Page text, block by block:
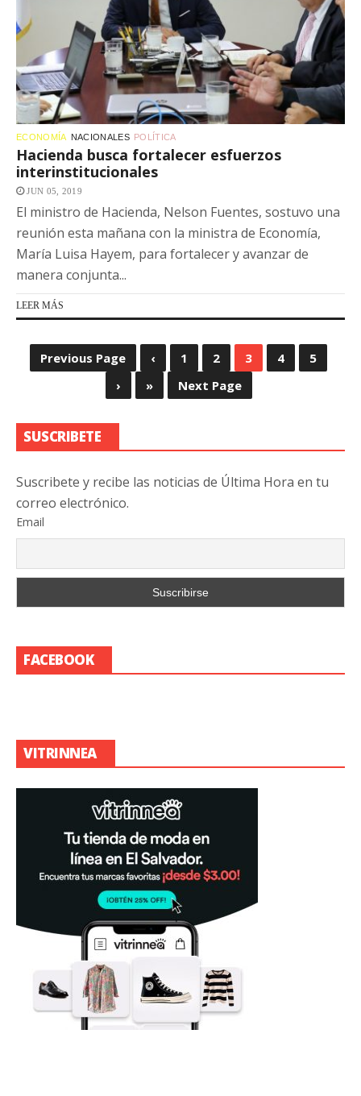
ECONOMÍA NACIONALES POLÍTICA
Hacienda busca fortalecer esfuerzos
interinstitucionales
JUN 05, 2019
El ministro de Hacienda, Nelson Fuentes, sostuvo una
reunión esta mañana con la ministra de Economía,
María Luisa Hayem, para fortalecer y avanzar de
manera conjunta...
LEER MÁS
Previous Page ‹ 1 2 3 4
5
›
» Next Page
SUSCRIBETE
Suscribete y recibe las noticias de Última Hora en tu
correo electrónico.
Email
FACEBOOK
VITRINNEA